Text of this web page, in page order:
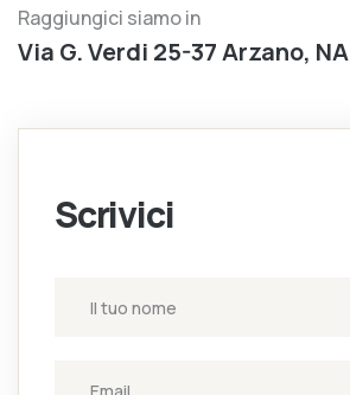
Raggiungici siamo in
Via G. Verdi 25-37 Arzano, NA
Scrivici